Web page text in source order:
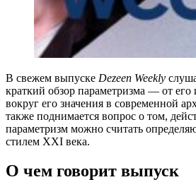
В свежем выпуске Dezeen Weekly
краткий обзор параметризма — от его
вокруг его значения в современной
также поднимается вопрос о том,
параметризм можно считать
стилем XXI века.
О чем говорит выпуск